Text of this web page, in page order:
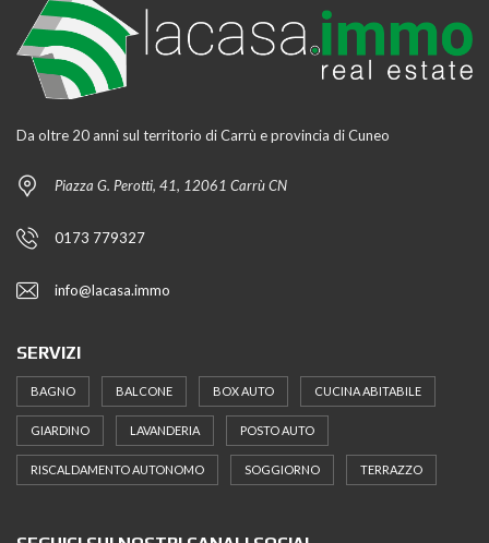
Da oltre 20 anni sul territorio di Carrù e provincia di Cuneo
Piazza G. Perotti, 41, 12061 Carrù CN
0173 779327
info@lacasa.immo
SERVIZI
BAGNO BALCONE BOX AUTO CUCINA ABITABILE
GIARDINO LAVANDERIA POSTO AUTO
RISCALDAMENTO AUTONOMO SOGGIORNO TERRAZZO